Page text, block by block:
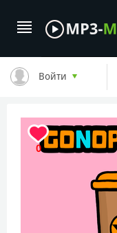
Войти
0